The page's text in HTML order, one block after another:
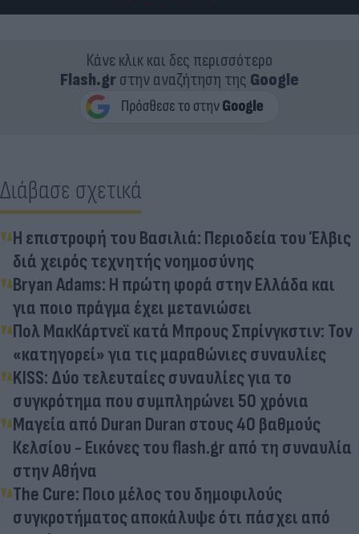
Κάνε κλικ και δες περισσότερο
Flash.grστην αναζήτηση της Google
Διάβασε σχετικά
Η επιστροφή του Βασιλιά: Περιοδεία του Έλβις
διά χειρός τεχνητής νοημοσύνης
Bryan Adams: Η πρώτη φορά στην Ελλάδα και
για ποιο πράγμα έχει μετανιώσει
Πολ ΜακΚάρτνεϊ κατά Μπρους Σπρίνγκστιν: Τον
«κατηγορεί» για τις μαραθώνιες συναυλίες
KISS: Δύο τελευταίες συναυλίες για το
συγκρότημα που συμπληρώνει 50 χρόνια
Μαγεία από Duran Duran στους 40 βαθμούς
Κελσίου - Εικόνες του flash.gr από τη συναυλία
στην Αθήνα
The Cure: Ποιο μέλος του δημοφιλούς
συγκροτήματος αποκάλυψε ότι πάσχει από